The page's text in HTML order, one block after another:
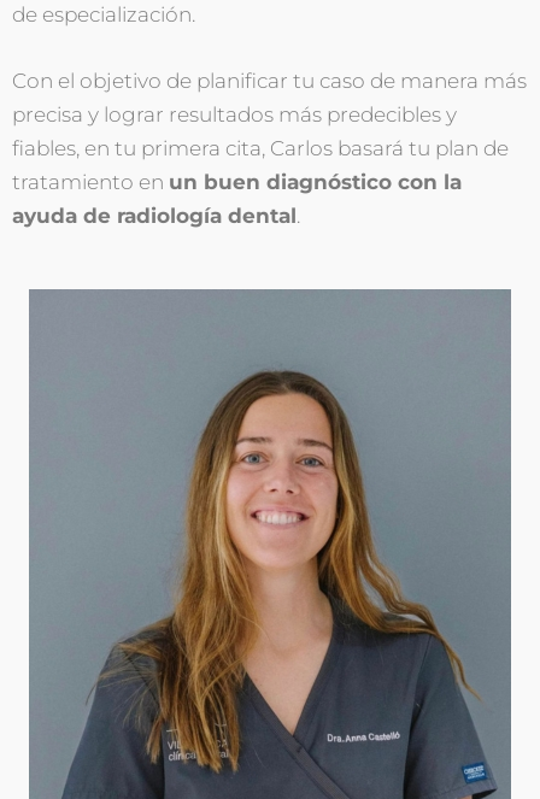
de especialización.
Con el objetivo de planificar tu caso de manera más
precisa y lograr resultados más predecibles y
fiables, en tu primera cita, Carlos basará tu plan de
tratamiento en un buen diagnóstico con la
ayuda de radiología dental.